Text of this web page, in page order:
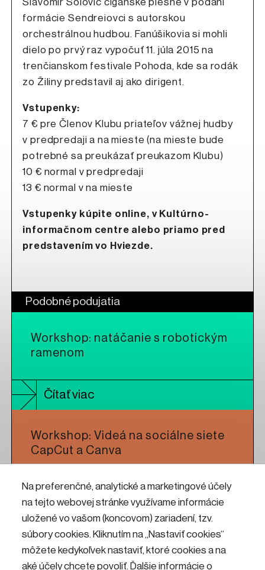
Na preferenčné, analytické a marketingové účely
na tejto webovej stránke využívame informácie
uložené vo vašom (koncovom) zariadení, tzv.
súbory cookies. Kliknutím na „Nastaviť cookies“
môžete kedykoľvek nastaviť, ktoré cookies a na
aké účely chcete povoliť. Ďalšie informácie o
Slavomír Solovic cigánske piesne v podaní
formácie Sendreiovci s autorskou
orchestrálnou hudbou. Fanúšikovia si mohli
dielo po prvý raz vypočuť 11. júla 2015 na
trenčianskom festivale Pohoda, kde sa rodák
zo Žiliny predstavil aj ako dirigent.
Vstupenky:
7 € pre Členov Klubu priateľov vážnej hudby
v predpredaji a na mieste (na mieste bude
potrebné sa preukázať preukazom Klubu)
10 € normal v predpredaji
13 € normal v na mieste
Vstupenky kúpite online, v Kultúrno-
informačnom centre alebo priamo pred
predstavením vo Hviezde.
Podobné podujatia
Workshop: natáčanie s robotickým
ramenom
Čítať viac
Workshop: Videá na sociálne siete
CapCut a Canva
Čítať viac
Workshop: CNC frézovanie pre
umelcov a dizajnérov